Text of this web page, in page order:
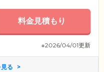
料金見積もり
※2026/04/01更新
る